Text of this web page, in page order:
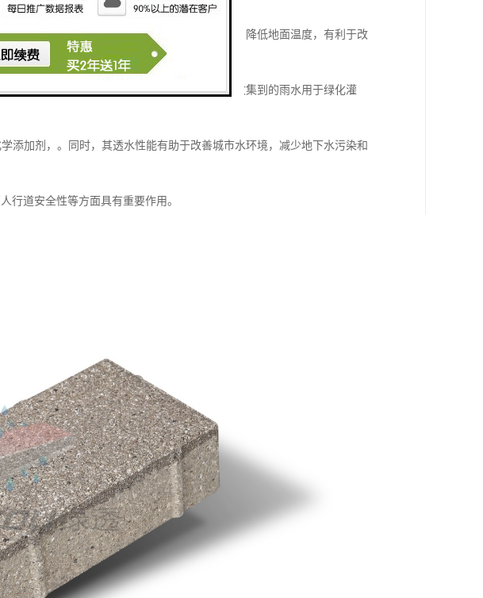
高的孔隙率，能够减少太阳对地面的直接照射，降低地面温度，有利于改
资源。可以通过合理设计的雨水回收系统，将收集到的雨水用于绿化灌
添加剂，。同时，其透水性能有助于改善城市水环境，减少地下水污染和
行道安全性等方面具有重要作用。